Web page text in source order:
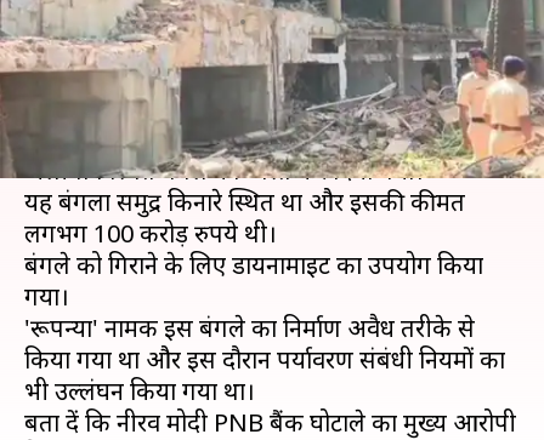
लेखन मुकुल तोमर Mar 08, 2019 05:07 pm
क्या है खबर?
शुक्रवार को हीरों के व्यापारी भगोड़े नीरव मोदी के महाराष्ट्र के
अलीबाग स्थित बंगले को ध्वस्त कर दिया गया।
यह बंगला समुद्र किनारे स्थित था और इसकी कीमत
लगभग 100 करोड़ रुपये थी।
बंगले को गिराने के लिए डायनामाइट का उपयोग किया
गया।
'रूपन्या' नामक इस बंगले का निर्माण अवैध तरीके से
किया गया था और इस दौरान पर्यावरण संबंधी नियमों का
भी उल्लंघन किया गया था।
बता दें कि नीरव मोदी PNB बैंक घोटाले का मुख्य आरोपी